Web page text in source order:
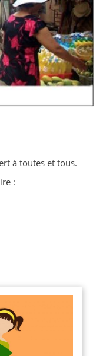
à toutes et tous.
: